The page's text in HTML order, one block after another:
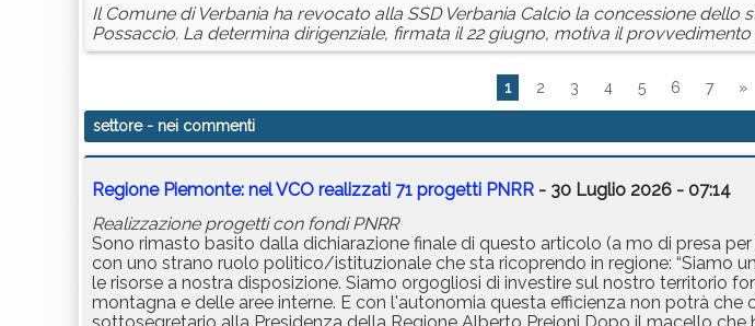
Il Comune di Verbania ha revocato alla SSD Verbania Calcio la concessione dello
Possaccio. La determina dirigenziale, firmata il 22 giugno, motiva il
1 2 3 4 5 6 7 »
settore- nei commenti
Regione Piemonte: nel VCO realizzati 71 progetti PNRR - 30 Luglio 2026 - 07:14
Realizzazione progetti con fondi PNRR
Sono rimasto basito dalla dichiarazione finale di questo articolo (a mo di presa
con uno strano ruolo politico/istituzionale che sta ricoprendo in regione: “Siamo
le risorse a nostra disposizione. Siamo orgogliosi di investire sul nostro territorio
montagna e delle aree interne. E con l'autonomia questa efficienza non potrà che